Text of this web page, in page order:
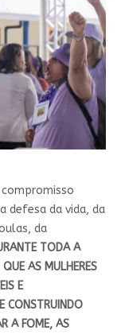
defesa da vida, da
da
TODA A
AS MULHERES
E
CONSTRUINDO
A FOME, AS